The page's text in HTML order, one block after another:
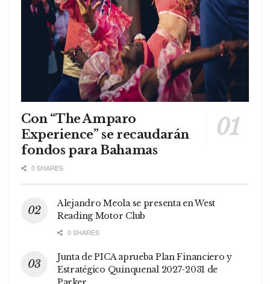
Con “The Amparo
Experience” se recaudarán
fondos para Bahamas
0 SHARES
Alejandro Meola se presenta en West
Reading Motor Club
0 SHARES
Junta de PICA aprueba Plan Financiero y
Estratégico Quinquenal 2027-2031 de